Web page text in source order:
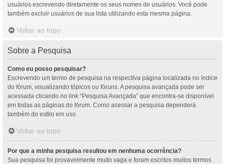
usuários escrevendo diretamente os seus nomes de usuários. Você pode
também excluir usuários de sua lista utilizando esta mesma página.
Voltar ao topo
Sobre a Pesquisa
Como eu posso pesquisar?
Escrevendo um termo de pesquisa na respectiva página localizada no índice
do fórum, visualizando tópicos ou fóruns. A pesquisa avançada pode ser
acessada clicando no link “Pesquisa Avançada” que encontra-se disponível
em todas as páginas do fórum. Como acessar a pesquisa dependerá
também do estilo em uso.
Voltar ao topo
Por que a minha pesquisa resultou em nenhuma ocorrência?
Sua pesquisa foi provavelmente muito vaga e foram escritos muitos termos